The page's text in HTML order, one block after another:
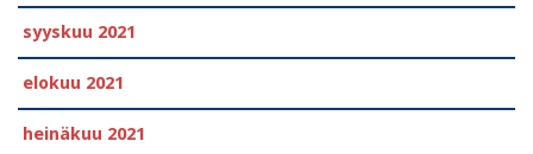
syyskuu 2021
elokuu 2021
heinäkuu 2021